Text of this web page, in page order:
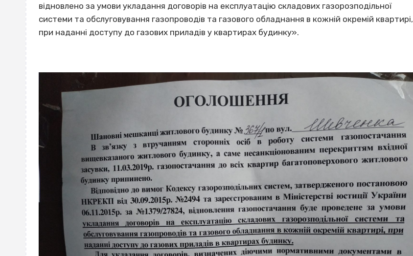
відновлено за умови укладання договорів на експлуатацію складових газорозподільної
системи та обслуговування газопроводів та газового обладнання в кожній окремій квартирі,
при наданні доступу до газових приладів у квартирах будинку».